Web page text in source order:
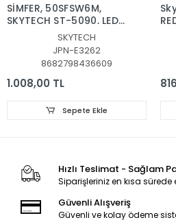
SİMFER, 50SFSW6M,
SKYTECH ST-5090, LED
BAR, JL.D50091330-
315CS-M_V03, MS-
L4703, JL.D50091330-
315CS-M_V02
SKYTECH
JPN-E3262
8682798436609
1.008,00 TL
Sepete Ekle
Hızlı Teslimat - Sağlam
Siparişleriniz en kısa sürede
Güvenli Alışveriş
Güvenli ve kolay ödeme